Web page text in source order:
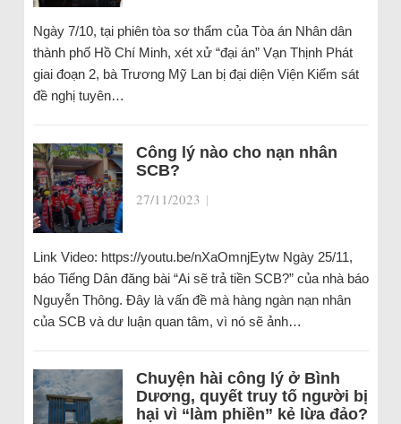
Ngày 7/10, tại phiên tòa sơ thẩm của Tòa án Nhân dân
thành phố Hồ Chí Minh, xét xử “đại án” Vạn Thịnh Phát
giai đoạn 2, bà Trương Mỹ Lan bị đại diện Viện Kiểm sát
đề nghị tuyên…
Công lý nào cho nạn nhân
SCB?
27/11/2023 |
Link Video: https://youtu.be/nXaOmnjEytw Ngày 25/11,
báo Tiếng Dân đăng bài “Ai sẽ trả tiền SCB?” của nhà báo
Nguyễn Thông. Đây là vấn đề mà hàng ngàn nạn nhân
của SCB và dư luận quan tâm, vì nó sẽ ảnh…
Chuyện hài công lý ở Bình
Dương, quyết truy tố người bị
hại vì “làm phiền” kẻ lừa đảo?